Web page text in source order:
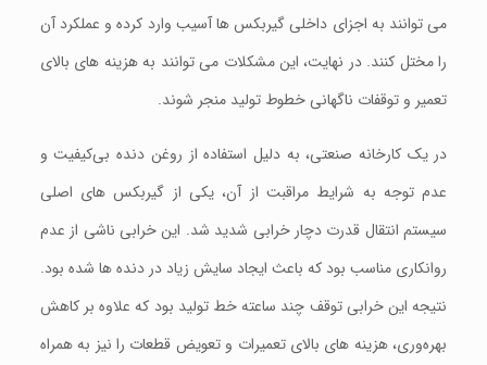
می‌ توانند به اجزای داخلی گیربکس ها آسیب وارد کرده و عملکرد آن
را مختل کنند. در نهایت، این مشکلات می‌ توانند به هزینه‌ های بالای
تعمیر و توقفات ناگهانی خطوط تولید منجر شوند.
در یک کارخانه صنعتی، به دلیل استفاده از روغن دنده بی‌کیفیت و
عدم توجه به شرایط مراقبت از آن، یکی از گیربکس‌ های اصلی
سیستم انتقال قدرت دچار خرابی شدید شد. این خرابی ناشی از عدم
روانکاری مناسب بود که باعث ایجاد سایش زیاد در دنده‌ ها شده بود.
نتیجه این خرابی توقف چند ساعته خط تولید بود که علاوه بر کاهش
بهره‌وری، هزینه‌ های بالای تعمیرات و تعویض قطعات را نیز به همراه